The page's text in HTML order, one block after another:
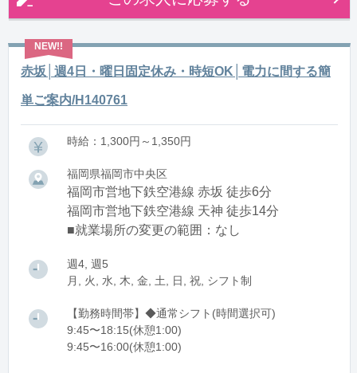
赤坂│週4日・曜日固定休み・時短OK│電力に間する簡
単ご案内/H140761
時給：1,300円～1,350円
福岡県福岡市中央区
福岡市営地下鉄空港線 赤坂 徒歩6分
福岡市営地下鉄空港線 天神 徒歩14分
■就業場所の変更の範囲：なし
週4, 週5
月, 火, 水, 木, 金, 土, 日, 祝, シフト制
【勤務時間帯】◆通常シフト(時間選択可)
9:45〜18:15(休憩1:00)
9:45〜16:00(休憩1:00)